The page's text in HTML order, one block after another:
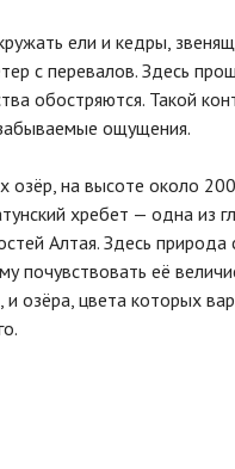
ели и кедры,
с перевалов. Здесь
обостряются. Такой
ощущения.
озёр, на высоте около
хребет — одна из
Алтая. Здесь
почувствовать её
озёра, цвета которых